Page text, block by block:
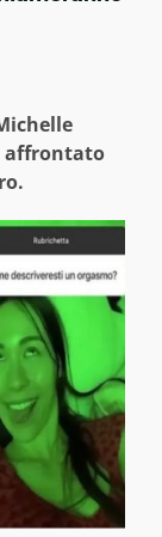
affrontato